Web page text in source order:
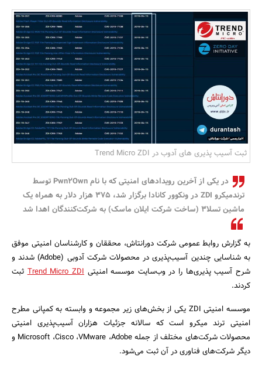
بانک، بیمه و سرمایه
مسکن و ساختمان
ثبت آسیب پذیری های آدوب در Trend Micro ZDI
در یکی از آخرین رویدادهای امنیتی که با نام Pwn2Own توسط
ترندمیکرو ZDI در ونکوور کانادا برگزار شد، 375 هزار دلار به همراه یک
ماشین تسلا3 (ساخت شرکت ایلان ماسک) به شرکت‌کنندگان اهدا شد
به گزارش روابط عمومی شرکت دورانتاش، محققان و کارشناسان امنیتی موفق
به شناسایی چندین آسیب‌پذیری در محصولات شرکت آدوبی (Adobe) شدند و
شرح آسیب پذیری‌ها را در وب‌سایت موسسه امنیتیTrend Micro ZDIثبت
کردند.
موسسه امنیتی ZDI یکی از بخش‌های زیر مجموعه و وابسته به کمپانی مطرح
امنیتی ترند میکرو است که سالانه جزئیات هزاران آسیب‌پذیری امنیتی
محصولات شرکت‌های مختلف از جمله Microsoft ،Cisco ،VMware ،Adobe و
دیگر شرکت‌های فناوری در آن ثبت می‌شود.